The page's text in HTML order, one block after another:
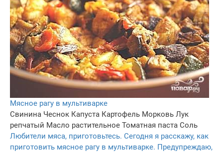
Мясное рагу в мультиварке
Свинина Чеснок Капуста Картофель Морковь Лук
репчатый Масло растительное Томатная паста Соль
Любители мяса, приготовьтесь. Сегодня я расскажу, как
приготовить мясное рагу в мультиварке. Предупреждаю,